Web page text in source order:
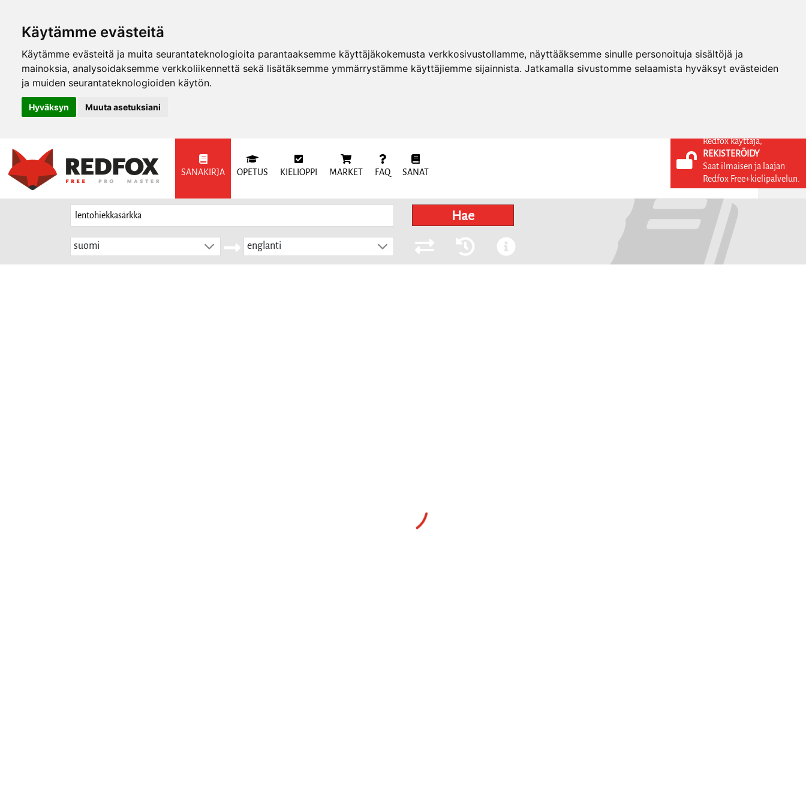
Käytämme evästeitä
Käytämme evästeitä ja muita seurantateknologioita parantaaksemme käyttäjäkokemusta verkkosivustollamme, näyttääksemme sinulle personoituja sisältöjä ja
mainoksia, analysoidaksemme verkkoliikennettä sekä lisätäksemme ymmärrystämme käyttäjiemme sijainnista. Jatkamalla sivustomme selaamista hyväksyt evästeiden
ja muiden seurantateknologioiden käytön.
Hyväksyn Muuta asetuksiani
SANAKIRJA OPETUS KIELIOPPI MARKET FAQ SANAT
KIRJAUDU SISÄÄN
REKISTERÖIDY
Hae
suomi englanti
Redfox käyttäjä,
REKISTERÖIDY
Saat ilmaisen ja laajan
Redfox Free+kielipalvelun.